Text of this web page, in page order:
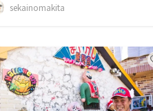
sekainomakita